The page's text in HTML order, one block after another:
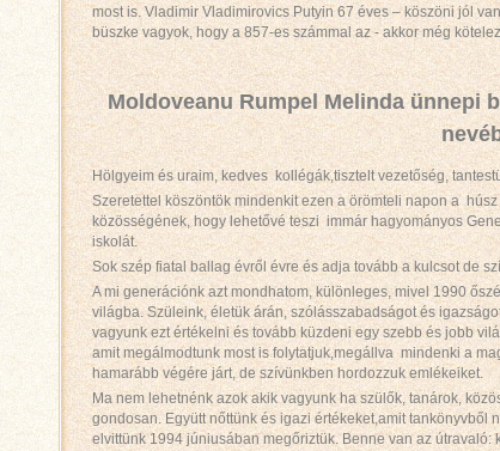
most is. Vladimir Vladimirovics Putyin 67 éves – köszöni jól
büszke vagyok, hogy a 857-es számmal az - akkor még
Moldoveanu Rumpel Melinda ünnepi
Hölgyeim és uraim, kedves kollégák,tisztelt vezetőség,
Szeretettel köszöntök mindenkit ezen a örömteli napon a
közösségének, hogy lehetővé teszi immár hagyományos
iskolát.
Sok szép fiatal ballag évről évre és adja tovább a kulcsot de
A mi generációnk azt mondhatom, különleges, mivel 1990
világba. Szüleink, életük árán, szólásszabadságot és
vagyunk ezt értékelni és tovább küzdeni egy szebb és jobb
amit megálmodtunk most is folytatjuk,megállva mindenki a
hamarább végére járt, de szívünkben hordozzuk emlékeiket.
Ma nem lehetnénk azok akik vagyunk ha szülők, tanárok,
gondosan. Együtt nőttünk és igazi értékeket,amit tankönyvből
elvittünk 1994 júniusában megőriztük. Benne van az útravaló: